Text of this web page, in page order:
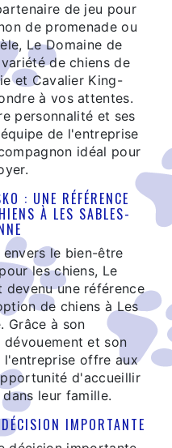
de jeu pour
de promenade ou
Le Domaine de
de chiens de
et Cavalier King-
à vos attentes.
personnalité et ses
de l'entreprise
idéal pour
: UNE RÉFÉRENCE
À LES SABLES-
le bien-être
les chiens, Le
devenu une référence
de chiens à Les
Grâce à son
dévouement et son
l'entreprise offre aux
d'accueillir
leur famille.
IMPORTANTE